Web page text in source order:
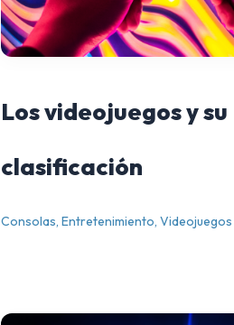
Los videojuegos y su
clasificación
Consolas,Entretenimiento,Videojuegos